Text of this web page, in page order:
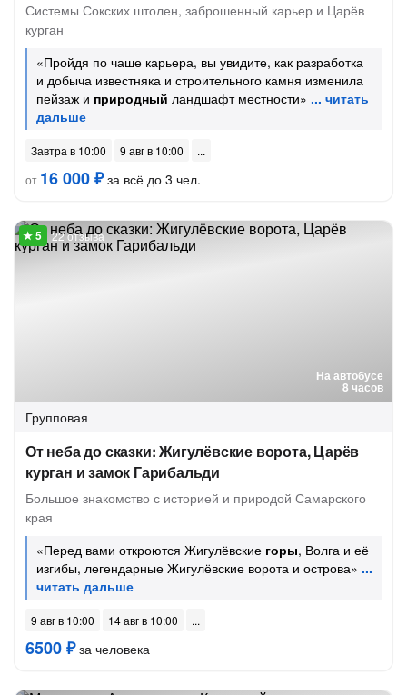
Системы Сокских штолен, заброшенный карьер и Царёв
курган
«Пройдя по чаше карьера, вы увидите, как разработка
и добыча известняка и строительного камня изменила
пейзаж и природный ландшафт местности»
Завтра в 10:00
9 авг в 10:00
от 16 000 ₽за всё до 3 чел.
На автобусе
8 часов
22 отзыва
Групповая
От неба до сказки: Жигулёвские ворота, Царёв
курган и замок Гарибальди
Большое знакомство с историей и природой Самарского
края
«Перед вами откроются Жигулёвские горы, Волга и её
изгибы, легендарные Жигулёвские ворота и острова»
9 авг в 10:00 14 авг в 10:00
6500 ₽за человека